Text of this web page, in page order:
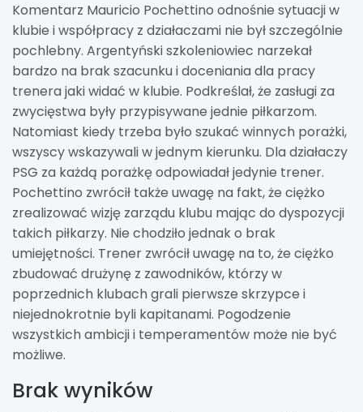
Komentarz Mauricio Pochettino odnośnie sytuacji w
klubie i współpracy z działaczami nie był szczególnie
pochlebny. Argentyński szkoleniowiec narzekał
bardzo na brak szacunku i doceniania dla pracy
trenera jaki widać w klubie. Podkreślał, że zasługi za
zwycięstwa były przypisywane jednie piłkarzom.
Natomiast kiedy trzeba było szukać winnych porażki,
wszyscy wskazywali w jednym kierunku. Dla działaczy
PSG za każdą porażkę odpowiadał jedynie trener.
Pochettino zwrócił także uwagę na fakt, że ciężko
zrealizować wizję zarządu klubu mając do dyspozycji
takich piłkarzy. Nie chodziło jednak o brak
umiejętności. Trener zwrócił uwagę na to, że ciężko
zbudować drużynę z zawodników, którzy w
poprzednich klubach grali pierwsze skrzypce i
niejednokrotnie byli kapitanami. Pogodzenie
wszystkich ambicji i temperamentów może nie być
możliwe.
Brak wyników